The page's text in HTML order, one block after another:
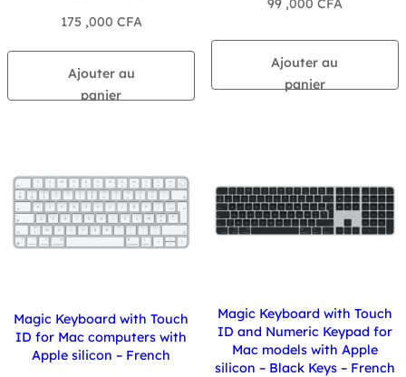
175 ,000 CFA
Ajouter au
panier
99 ,000 CFA
Ajouter au
panier
Magic Keyboard with Touch
ID for Mac computers with
Apple silicon – French
Magic Keyboard with Touch
ID and Numeric Keypad for
Mac models with Apple
silicon – Black Keys – French